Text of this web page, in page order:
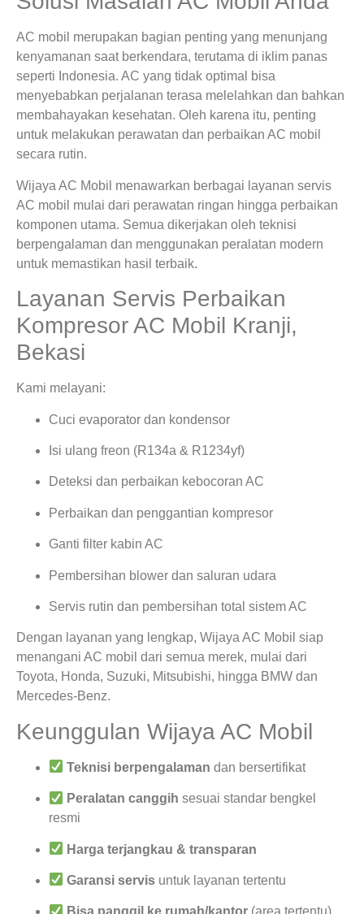
AC mobil merupakan bagian penting yang menunjang
kenyamanan saat berkendara, terutama di iklim panas
seperti Indonesia. AC yang tidak optimal bisa
menyebabkan perjalanan terasa melelahkan dan bahkan
membahayakan kesehatan. Oleh karena itu, penting
untuk melakukan perawatan dan perbaikan AC mobil
secara rutin.
Wijaya AC Mobil menawarkan berbagai layanan servis
AC mobil mulai dari perawatan ringan hingga perbaikan
komponen utama. Semua dikerjakan oleh teknisi
berpengalaman dan menggunakan peralatan modern
untuk memastikan hasil terbaik.
Layanan Servis Perbaikan
Kompresor AC Mobil Kranji,
Bekasi
Kami melayani:
Cuci evaporator dan kondensor
Isi ulang freon (R134a & R1234yf)
Deteksi dan perbaikan kebocoran AC
Perbaikan dan penggantian kompresor
Ganti filter kabin AC
Pembersihan blower dan saluran udara
Servis rutin dan pembersihan total sistem AC
Dengan layanan yang lengkap, Wijaya AC Mobil siap
menangani AC mobil dari semua merek, mulai dari
Toyota, Honda, Suzuki, Mitsubishi, hingga BMW dan
Mercedes-Benz.
Keunggulan Wijaya AC Mobil
Teknisi berpengalaman dan bersertifikat
Peralatan canggih sesuai standar bengkel
resmi
Harga terjangkau & transparan
Garansi servis untuk layanan tertentu